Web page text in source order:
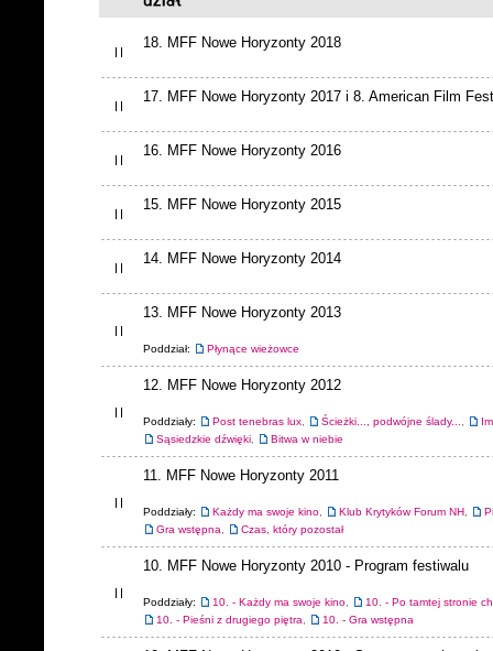
18. MFF Nowe Horyzonty 2018
17. MFF Nowe Horyzonty 2017 i 8. American Film
16. MFF Nowe Horyzonty 2016
15. MFF Nowe Horyzonty 2015
14. MFF Nowe Horyzonty 2014
13. MFF Nowe Horyzonty 2013
Poddział: Płynące wieżowce
12. MFF Nowe Horyzonty 2012
Poddziały: Post tenebras lux, Ścieżki..., podwójne ślady...,
Sąsiedzkie dźwięki, Bitwa w niebie
11. MFF Nowe Horyzonty 2011
Poddziały: Każdy ma swoje kino, Klub Krytyków Forum NH,
Gra wstępna, Czas, który pozostał
10. MFF Nowe Horyzonty 2010 - Program festiwalu
Poddziały: 10. - Każdy ma swoje kino,
10. - Po tamtej stronie
10. - Pieśni z drugiego piętra, 10. - Gra wstępna